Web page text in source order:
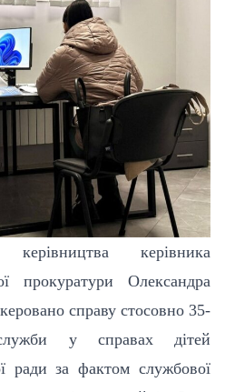
керівника
прокуратури Олександра
справу стосовно 35-
у справах дітей
ради за фактом службової